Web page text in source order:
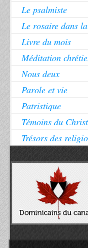
Le psalmiste
Le rosaire dans
Livre du mois
Méditation
Nous deux
Parole et vie
Patristique
Témoins du Christ
Trésors des